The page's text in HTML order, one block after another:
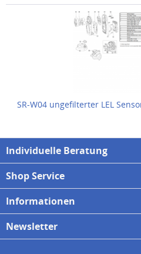
SR-W04 ungefilterter LEL
Individuelle Beratung
Shop Service
Informationen
Newsletter